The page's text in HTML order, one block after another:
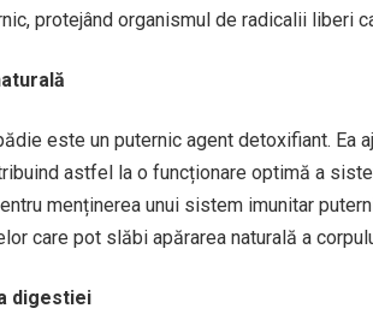
protejând organismul de radicalii liberi
este un puternic agent detoxifiant. Ea
astfel la o funcționare optimă a
menținerea unui sistem imunitar
care pot slăbi apărarea naturală a
digestiei